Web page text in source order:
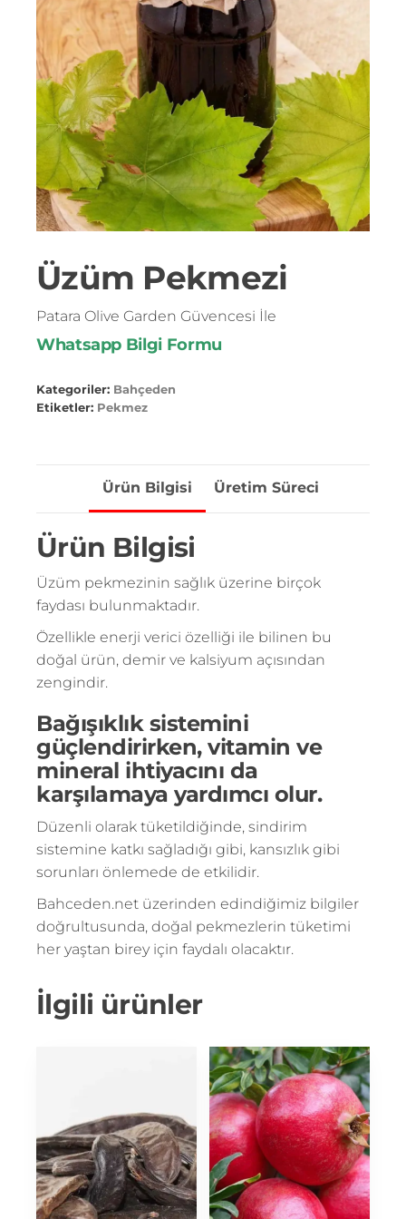
Üzüm Pekmezi
Patara Olive Garden Güvencesi İle
Whatsapp Bilgi Formu
Kategoriler: Bahçeden
Etiketler: Pekmez
Ürün Bilgisi Üretim Süreci
Ürün Bilgisi
Üzüm pekmezinin sağlık üzerine birçok
faydası bulunmaktadır.
Özellikle enerji verici özelliği ile bilinen bu
doğal ürün, demir ve kalsiyum açısından
zengindir.
Bağışıklık sistemini
güçlendirirken, vitamin ve
mineral ihtiyacını da
karşılamaya yardımcı olur.
Düzenli olarak tüketildiğinde, sindirim
sistemine katkı sağladığı gibi, kansızlık gibi
sorunları önlemede de etkilidir.
Bahceden.net üzerinden edindiğimiz bilgiler
doğrultusunda, doğal pekmezlerin tüketimi
her yaştan birey için faydalı olacaktır.
İlgili ürünler